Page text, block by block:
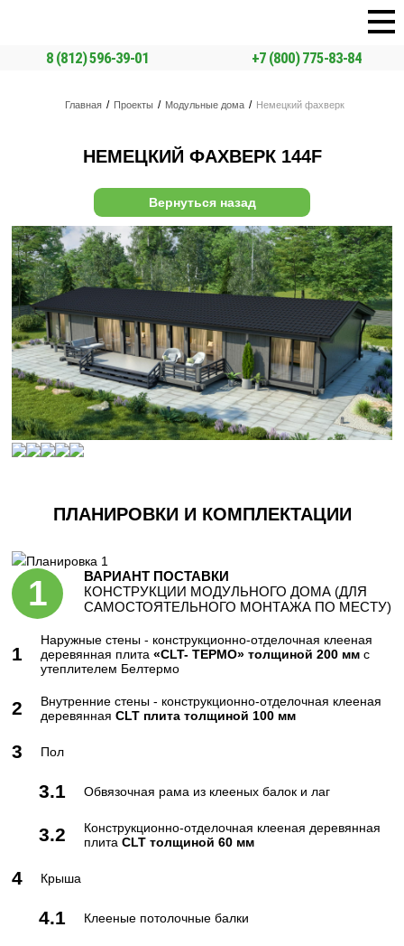
8 (812) 596-39-01 +7 (800) 775-83-84
Главная Проекты Модульные дома Немецкий фахверк
НЕМЕЦКИЙ ФАХВЕРК 144F
Вернуться назад
ПЛАНИРОВКИ И КОМПЛЕКТАЦИИ
Планировка 1
ВАРИАНТ ПОСТАВКИ
КОНСТРУКЦИИ МОДУЛЬНОГО ДОМА (ДЛЯ
САМОСТОЯТЕЛЬНОГО МОНТАЖА ПО МЕСТУ)
1
Наружные стены - конструкционно-отделочная клееная
деревянная плита «CLT- ТЕРМО» толщиной 200 мм с
утеплителем Белтермо
2
Внутренние стены - конструкционно-отделочная клееная
деревянная CLT плита толщиной 100 мм
3 Пол
3.1 Обвязочная рама из клееных балок и лаг
3.2
Конструкционно-отделочная клееная деревянная
плита CLT толщиной 60 мм
4 Крыша
4.1 Клееные потолочные балки